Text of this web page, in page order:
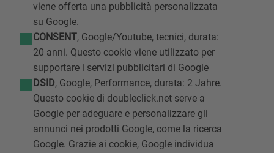
viene offerta una pubblicità personalizzata
su Google.
CONSENT, Google/Youtube, tecnici, durata:
20 anni. Questo cookie viene utilizzato per
supportare i servizi pubblicitari di Google
DSID, Google, Performance, durata: 2 Jahre.
Questo cookie di doubleclick.net serve a
Google per adeguare e personalizzare gli
annunci nei prodotti Google, come la ricerca
Google. Grazie ai cookie, Google individua